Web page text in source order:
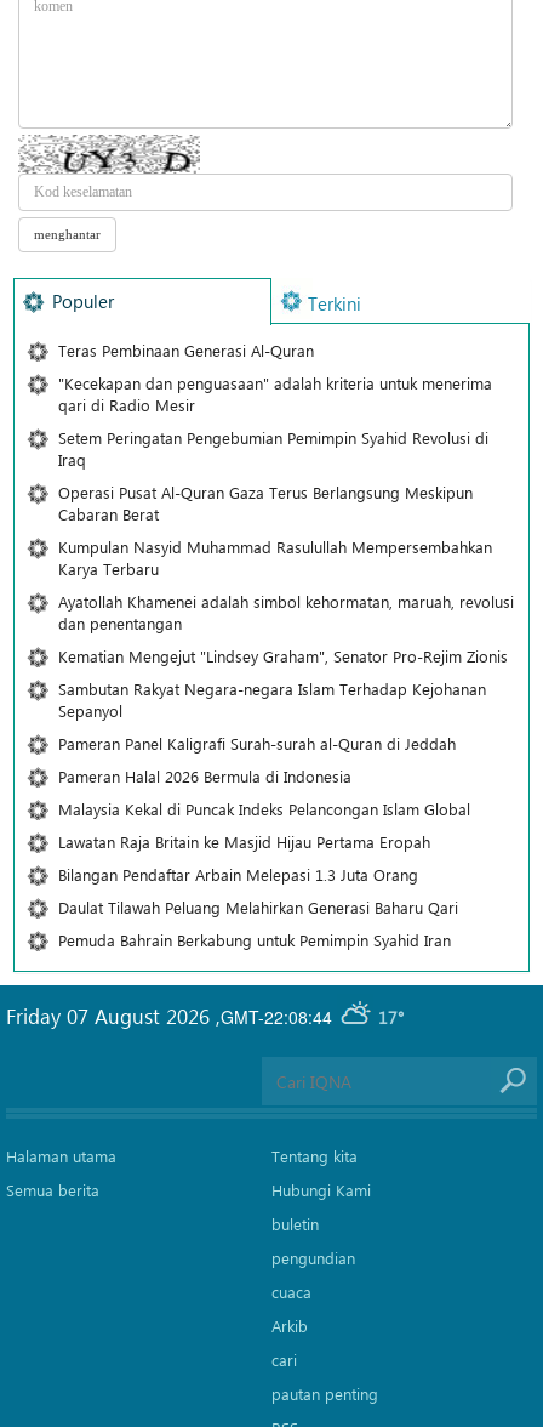
Populer Terkini
Teras Pembinaan Generasi Al-Quran
"Kecekapan dan penguasaan" adalah kriteria untuk menerima
qari di Radio Mesir
Setem Peringatan Pengebumian Pemimpin Syahid Revolusi di
Iraq
Operasi Pusat Al-Quran Gaza Terus Berlangsung Meskipun
Cabaran Berat
Kumpulan Nasyid Muhammad Rasulullah Mempersembahkan
Karya Terbaru
Ayatollah Khamenei adalah simbol kehormatan, maruah, revolusi
dan penentangan
Kematian Mengejut "Lindsey Graham", Senator Pro-Rejim Zionis
Sambutan Rakyat Negara-negara Islam Terhadap Kejohanan
Sepanyol
Pameran Panel Kaligrafi Surah-surah al-Quran di Jeddah
Pameran Halal 2026 Bermula di Indonesia
Malaysia Kekal di Puncak Indeks Pelancongan Islam Global
Lawatan Raja Britain ke Masjid Hijau Pertama Eropah
Bilangan Pendaftar Arbain Melepasi 1.3 Juta Orang
Daulat Tilawah Peluang Melahirkan Generasi Baharu Qari
Pemuda Bahrain Berkabung untuk Pemimpin Syahid Iran
GMT-22:08:44 17°
Friday 07 August 2026 ,
Halaman utama
Semua berita
Tentang kita
Hubungi Kami
buletin
pengundian
cuaca
Arkib
cari
pautan penting